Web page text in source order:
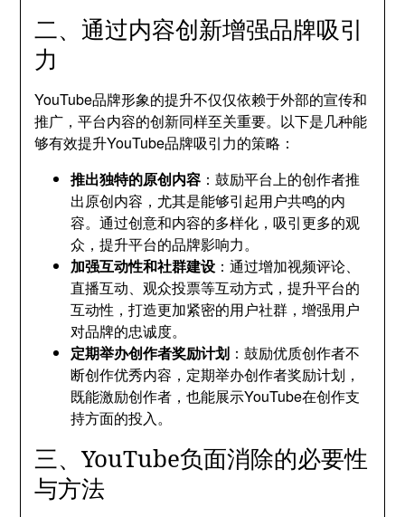
二、通过内容创新增强品牌吸引
力
YouTube品牌形象的提升不仅仅依赖于外部的宣传和
推广，平台内容的创新同样至关重要。以下是几种能
够有效提升YouTube品牌吸引力的策略：
推出独特的原创内容 ：鼓励平台上的创作者推
出原创内容，尤其是能够引起用户共鸣的内
容。通过创意和内容的多样化，吸引更多的观
众，提升平台的品牌影响力。
加强互动性和社群建设 ：通过增加视频评论、
直播互动、观众投票等互动方式，提升平台的
互动性，打造更加紧密的用户社群，增强用户
对品牌的忠诚度。
定期举办创作者奖励计划 ：鼓励优质创作者不
断创作优秀内容，定期举办创作者奖励计划，
既能激励创作者，也能展示YouTube在创作支
持方面的投入。
三、YouTube负面消除的必要性
与方法